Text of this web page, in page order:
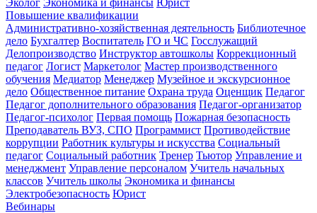
Эколог Экономика и финансы Юрист
Повышение квалификации
Административно-хозяйственная деятельность Библиотечное
дело Бухгалтер Воспитатель ГО и ЧС Госслужащий
Делопроизводство Инструктор автошколы Коррекционный
педагог Логист Маркетолог Мастер производственного
обучения Медиатор Менеджер Музейное и экскурсионное
дело Общественное питание Охрана труда Оценщик Педагог
Педагог дополнительного образования Педагог-организатор
Педагог-психолог Первая помощь Пожарная безопасность
Преподаватель ВУЗ, СПО Программист Противодействие
коррупции Работник культуры и искусства Социальный
педагог Социальный работник Тренер Тьютор Управление и
менеджмент Управление персоналом Учитель начальных
классов Учитель школы Экономика и финансы
Электробезопасность Юрист
Вебинары